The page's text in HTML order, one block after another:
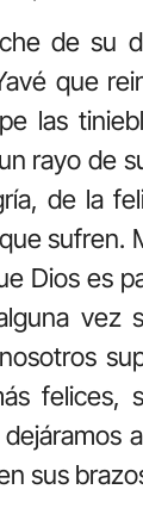
de su
que
las
rayo de
de la
sufren.
Dios es
vez
felices,
sus